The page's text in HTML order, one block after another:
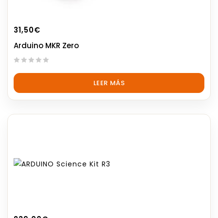
31,50€
Arduino MKR Zero
out
5
LEER MÁS